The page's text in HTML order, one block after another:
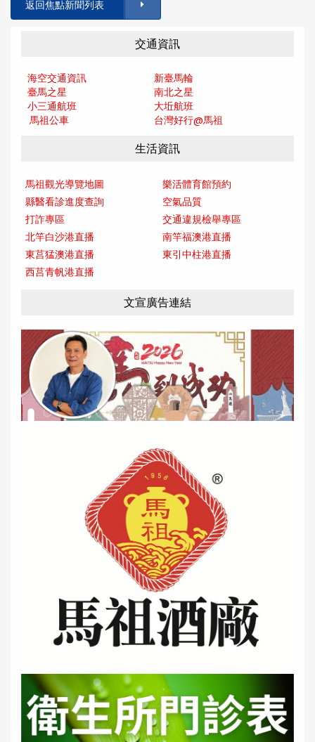
返回焦點新聞列表
交通資訊
海空交通資訊
新臺馬輪
臺馬之星
南北之星
小三通航班
大坵航班
馬祖公車
台灣好行@馬祖
生活資訊
馬祖觀光導覽地圖
樂活體育館預約
縣醫看診進度查詢
空氣品質
打詐專區
交通違規檢舉專區
北竿白沙港直播
南竿福澳港直播
東莒猛澳港直播
東引中柱港直播
西莒青帆港直播
文宣廣告連結